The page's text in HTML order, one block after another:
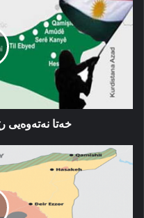
نەتەوەیی
رێیا
ئازادیێ
هێز
دکە
خەتا نەتەوەیی
ناڤەرۆکا
لهەڤهاتنێ